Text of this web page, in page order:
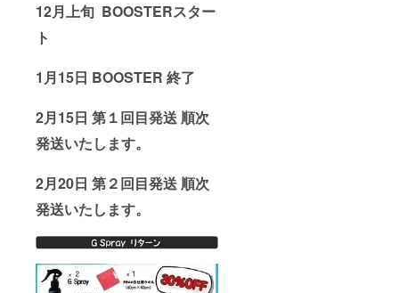
12月上旬 BOOSTERスター
ト
1月15日 BOOSTER 終了
2月15日 第１回目発送 順次
発送いたします。
2月20日 第２回目発送 順次
発送いたします。